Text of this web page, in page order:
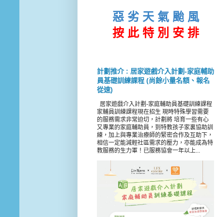
惡 劣 天 氣 颱 風
按 此 特 別 安 排
計劃推介 : 居家遊戲介入計劃-家庭輔助
員基礎訓練課程 (尚餘小量名額、報名
從速)
居家遊戲介入計劃-家庭輔助員基礎訓練課程
家輔員訓練課程現在招生 現時特殊學習需要
的服務需求非常迫切，計劃將 培育一些有心
又專業的家庭輔助員，到特教孩子家裏協助訓
練，加上與專業治療師的緊密合作及互助下，
相信一定能減輕社區需求的壓力，亦能成為特
教服務的生力軍！已服務協會一年以上...